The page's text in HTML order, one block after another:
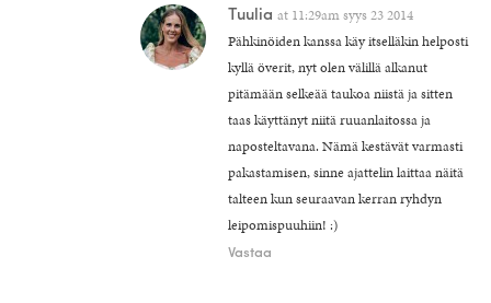
Tuulia at 11:29am syys 23 2014
Pähkinöiden kanssa käy itselläkin helposti
kyllä överit, nyt olen välillä alkanut
pitämään selkeää taukoa niistä ja sitten
taas käyttänyt niitä ruuanlaitossa ja
naposteltavana. Nämä kestävät varmasti
pakastamisen, sinne ajattelin laittaa näitä
talteen kun seuraavan kerran ryhdyn
leipomispuuhiin! :)
Vastaa